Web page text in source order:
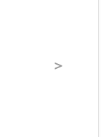
＞